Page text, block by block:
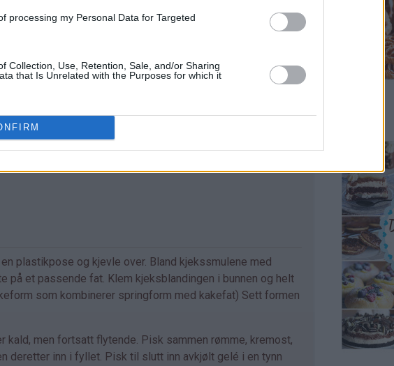
processing my Personal Data for Targeted
Collection, Use, Retention, Sale, and/or Sharing
that Is Unrelated with the Purposes for which it
plastikpose og kjevle over. Bland kjekssmulene med
på et passende fat. Klem kjeksblandingen i bunnen og helt
som kombinerer springform med kakefat) Sett formen
men fortsatt flytende. Pisk sammen rømme, kremost,
deretter inn i fyllet. Pisk til slutt inn avkjølt gelé i en tynn